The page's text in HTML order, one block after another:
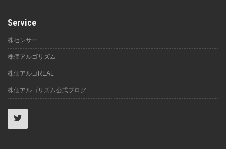
Service
株センサー
株価アルゴリズム
株価アルゴREAL
株価アルゴリズム公式ブログ